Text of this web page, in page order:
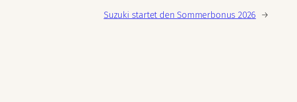
Suzuki startet den Sommerbonus 2026 →